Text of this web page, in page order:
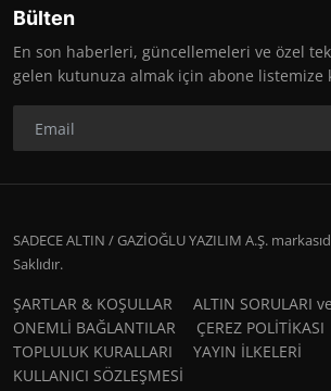
Bülten
En son haberleri, güncellemeleri ve özel
gelen kutunuza almak için abone listemize
SADECE ALTIN / GAZİOĞLU YAZILIM A.Ş.
Saklıdır.
ŞARTLAR & KOŞULLAR
ALTIN SORULARI
ONEMLİ BAĞLANTILAR
ÇEREZ POLİTİKASI
TOPLULUK KURALLARI
YAYIN İLKELERİ
KULLANICI SÖZLEŞMESİ